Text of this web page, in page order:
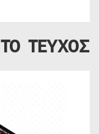
ΤΕΥΧΟΣ